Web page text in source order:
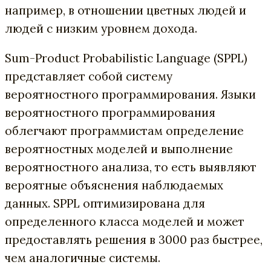
например, в отношении цветных людей и
людей с низким уровнем дохода.
Sum-Product Probabilistic Language (SPPL)
представляет собой систему
вероятностного программирования. Языки
вероятностного программирования
облегчают программистам определение
вероятностных моделей и выполнение
вероятностного анализа, то есть выявляют
вероятные объяснения наблюдаемых
данных. SPPL оптимизирована для
определенного класса моделей и может
предоставлять решения в 3000 раз быстрее,
чем аналогичные системы.